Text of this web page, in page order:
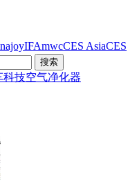
IFAmwcCES AsiaCES
科技空气净化器